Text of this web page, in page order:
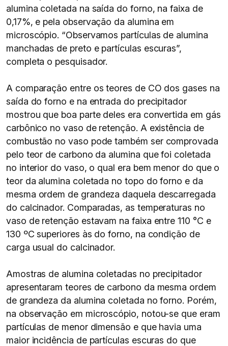
alumina coletada na saída do forno, na faixa de
0,17%, e pela observação da alumina em
microscópio. “Observamos partículas de alumina
manchadas de preto e partículas escuras”,
completa o pesquisador.
A comparação entre os teores de CO dos gases na
saída do forno e na entrada do precipitador
mostrou que boa parte deles era convertida em gás
carbônico no vaso de retenção. A existência de
combustão no vaso pode também ser comprovada
pelo teor de carbono da alumina que foi coletada
no interior do vaso, o qual era bem menor do que o
teor da alumina coletada no topo do forno e da
mesma ordem de grandeza daquela descarregada
do calcinador. Comparadas, as temperaturas no
vaso de retenção estavam na faixa entre 110 °C e
130 ºC superiores às do forno, na condição de
carga usual do calcinador.
Amostras de alumina coletadas no precipitador
apresentaram teores de carbono da mesma ordem
de grandeza da alumina coletada no forno. Porém,
na observação em microscópio, notou-se que eram
partículas de menor dimensão e que havia uma
maior incidência de partículas escuras do que